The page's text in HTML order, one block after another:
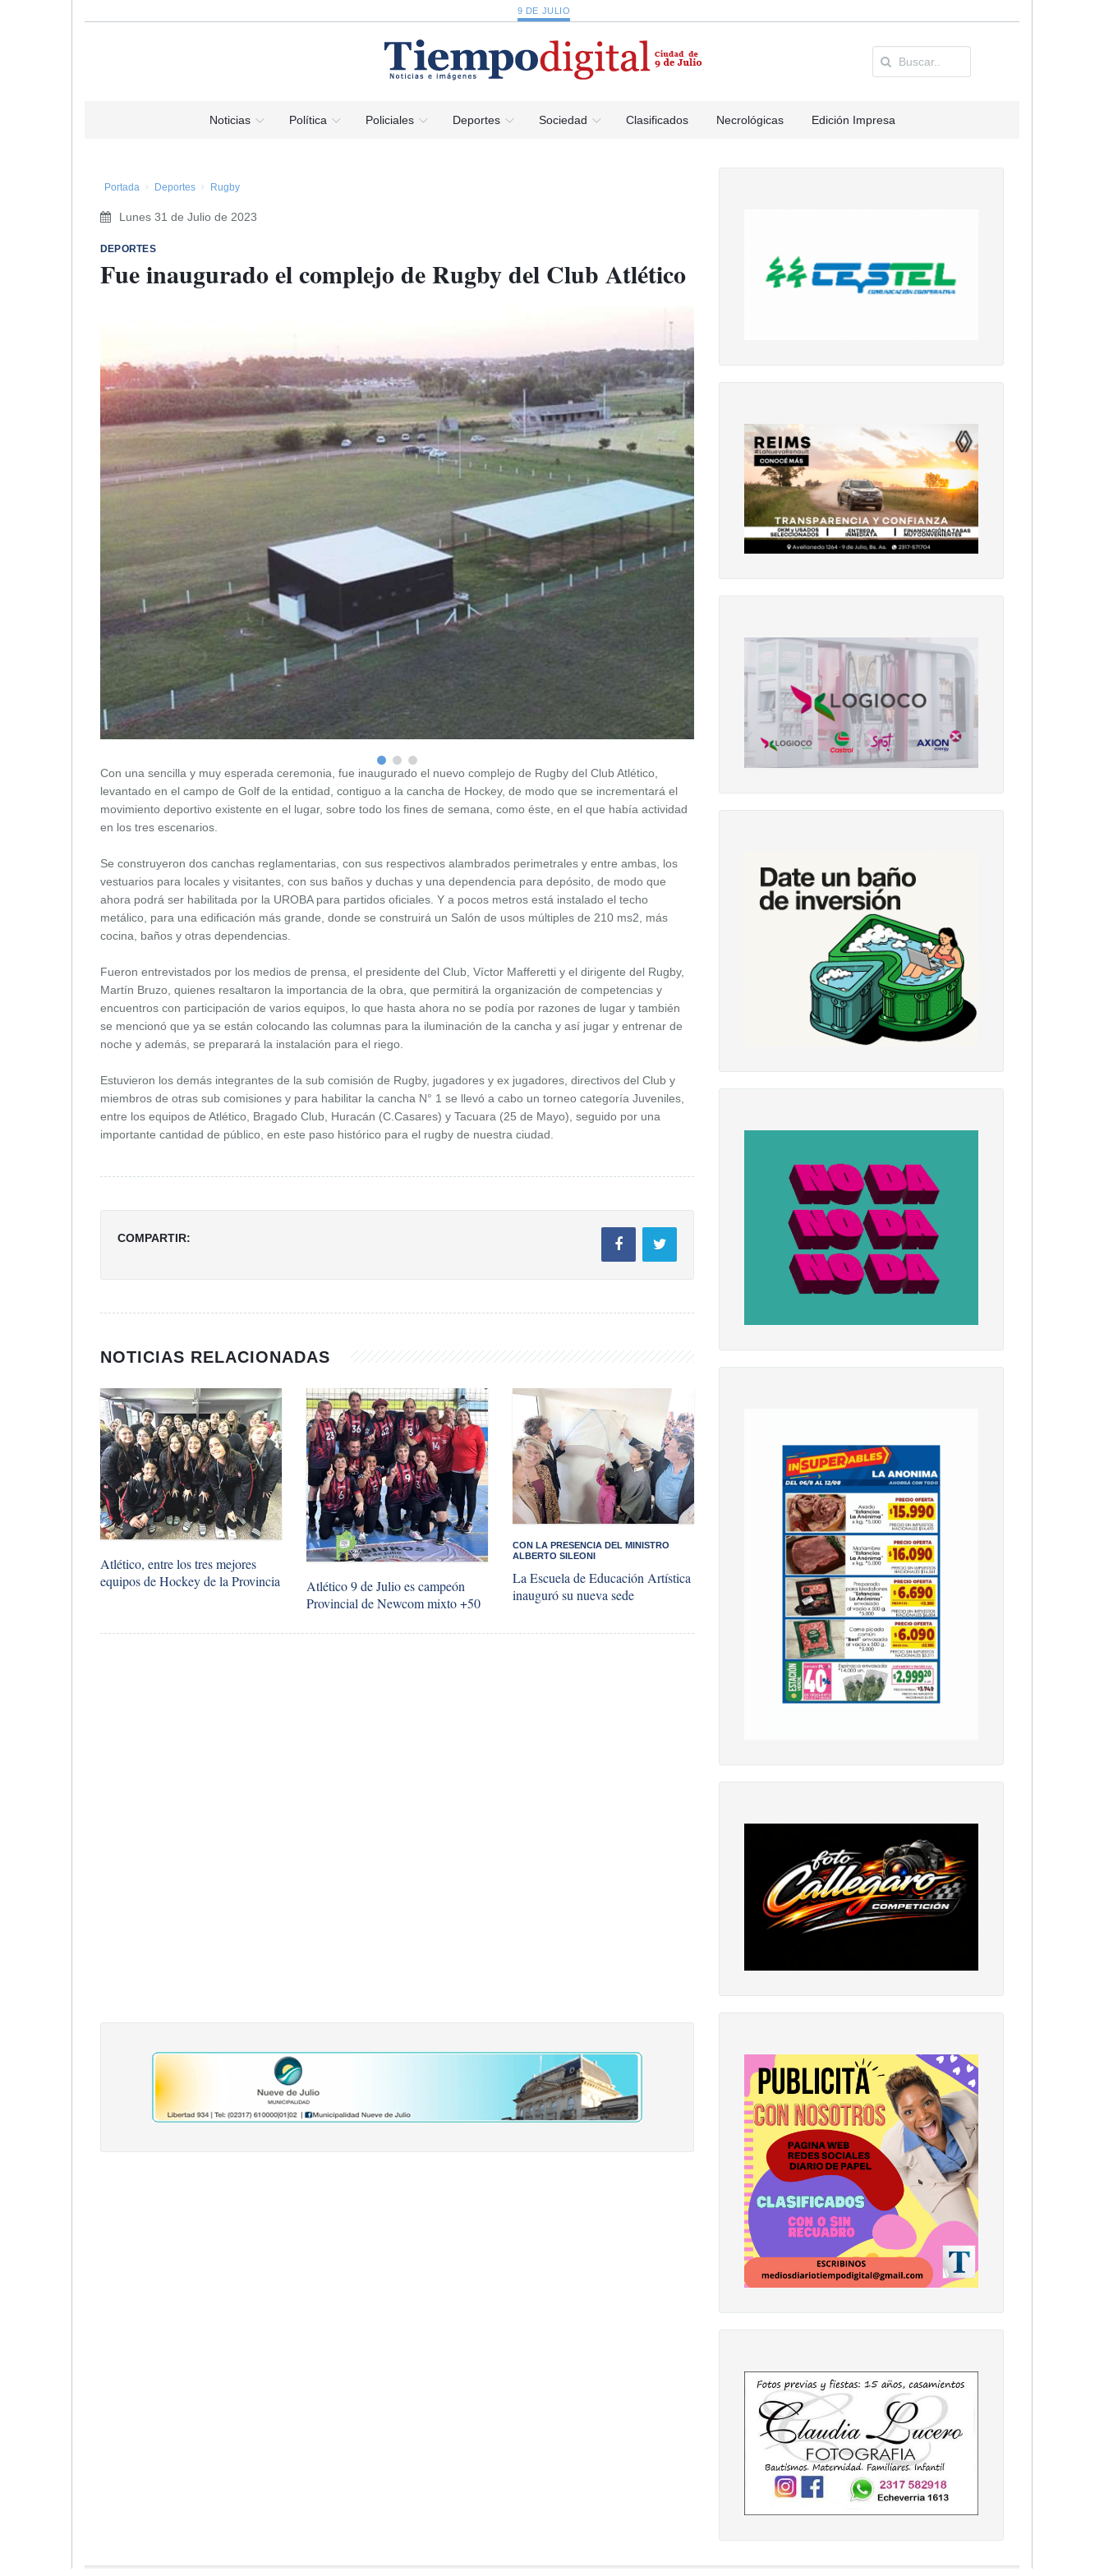
9 DE JULIO
Noticias Política Policiales Deportes Sociedad Clasificados Necrológicas Edición Impresa
Portada Deportes Rugby
Lunes 31 de Julio de 2023
DEPORTES
Fue inaugurado el complejo de Rugby del Club Atlético
Con una sencilla y muy esperada ceremonia, fue inaugurado el nuevo complejo de Rugby del Club Atlético,
levantado en el campo de Golf de la entidad, contiguo a la cancha de Hockey, de modo que se incrementará el
movimiento deportivo existente en el lugar, sobre todo los fines de semana, como éste, en el que había actividad
en los tres escenarios.
Se construyeron dos canchas reglamentarias, con sus respectivos alambrados perimetrales y entre ambas, los
vestuarios para locales y visitantes, con sus baños y duchas y una dependencia para depósito, de modo que
ahora podrá ser habilitada por la UROBA para partidos oficiales. Y a pocos metros está instalado el techo
metálico, para una edificación más grande, donde se construirá un Salón de usos múltiples de 210 ms2, más
cocina, baños y otras dependencias.
Fueron entrevistados por los medios de prensa, el presidente del Club, Víctor Mafferetti y el dirigente del Rugby,
Martín Bruzo, quienes resaltaron la importancia de la obra, que permitirá la organización de competencias y
encuentros con participación de varios equipos, lo que hasta ahora no se podía por razones de lugar y también
se mencionó que ya se están colocando las columnas para la iluminación de la cancha y así jugar y entrenar de
noche y además, se preparará la instalación para el riego.
Estuvieron los demás integrantes de la sub comisión de Rugby, jugadores y ex jugadores, directivos del Club y
miembros de otras sub comisiones y para habilitar la cancha N° 1 se llevó a cabo un torneo categoría Juveniles,
entre los equipos de Atlético, Bragado Club, Huracán (C.Casares) y Tacuara (25 de Mayo), seguido por una
importante cantidad de público, en este paso histórico para el rugby de nuestra ciudad.
COMPARTIR:
NOTICIAS RELACIONADAS
​Atlético, entre los tres mejores
equipos de Hockey de la Provincia
​Atlético 9 de Julio es campeón
Provincial de Newcom mixto +50
​CON LA PRESENCIA DEL MINISTRO
ALBERTO SILEONI
La Escuela de Educación Artística
inauguró su nueva sede